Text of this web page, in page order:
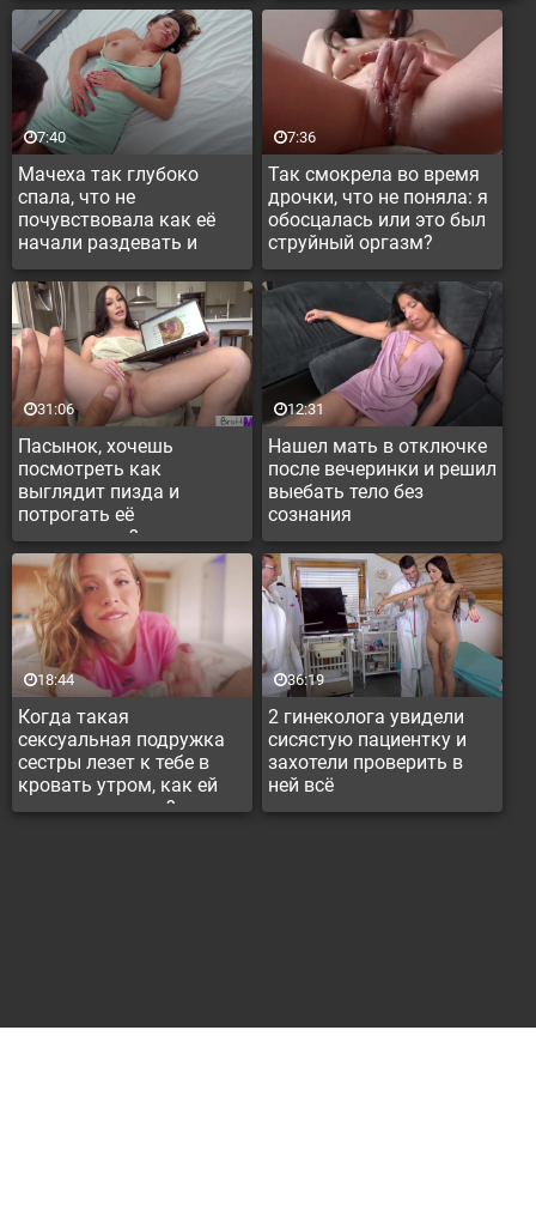
Мачеха так глубоко
спала, что не
почувствовала как её
начали раздевать и
лапать, с желание
трахнуть сонную
7:40
Так смокрела во время
дрочки, что не поняла: я
обосцалась или это был
струйный оргазм?
7:36
Пасынок, хочешь
посмотреть как
выглядит пизда и
потрогать её
пальчиками?
31:06
Нашел мать в отключке
после вечеринки и решил
выебать тело без
сознания
12:31
Когда такая
сексуальная подружка
сестры лезет к тебе в
кровать утром, как ей
можно отказать?
18:44
2 гинеколога увидели
сисястую пациентку и
захотели проверить в
ней всё
36:19